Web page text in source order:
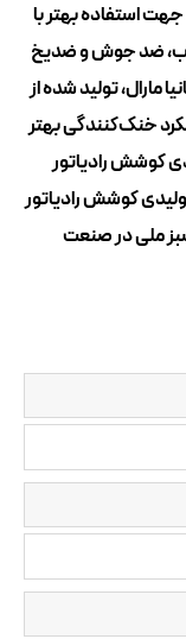
استفاده بهتر با
آب، ضد جوش و ضد‌یخ
مارال، تولید شده از
خنک‌کنندگی بهتر
کوشش رادیاتور
کوشش رادیاتور
سبز ملی در صنعت